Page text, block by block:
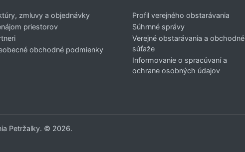
zmluvy a objednávky
priestorov
obchodné podmienky
Profil verejného obstarávania
Súhrnné správy
Verejné obstarávania a obchodné
súťaže
Informovanie o spracúvaní a
ochrane osobných údajov
Petržalky. © 2026.